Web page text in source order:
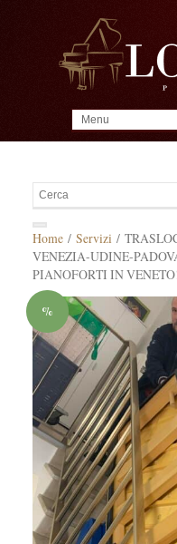
Home/ Servizi /
VENEZIA-UDINE-
PIANOFORTI IN
%